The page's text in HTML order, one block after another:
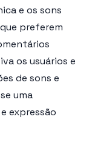
e os sons
preferem
os usuários e
de sons e
uma
expressão